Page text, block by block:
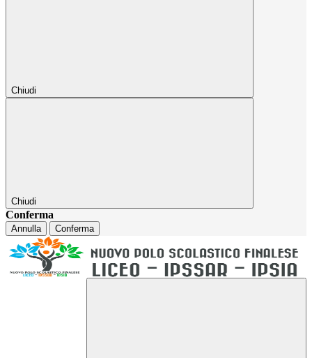
Chiudi
Chiudi
Conferma
Annulla Conferma